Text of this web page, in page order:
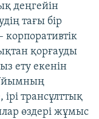
деңгейін
тағы бір
корпоративтік
қорғауды
ету екенін
ірі трансұлттық
өздері жұмыс